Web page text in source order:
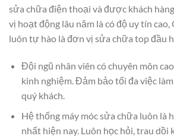
sửa chữa điện thoại và được khách
vị hoạt động lâu năm là có độ uy tín
luôn tự hào là đơn vị sửa chữa top đầu
Đội ngũ nhân viên có chuyên môn
kinh nghiệm. Đảm bảo tối đa việc
quý khách.
Hệ thống máy móc sửa chữa luôn là
nhất hiện nay. Luôn học hỏi, trau dồi